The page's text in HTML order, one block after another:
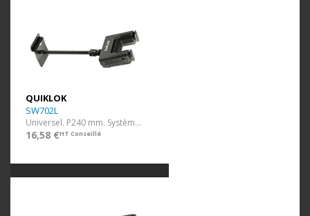
QUIKLOK
SW702L
Universel. P240 mm. Système autobloquant.
16,58 €HT Conseillé